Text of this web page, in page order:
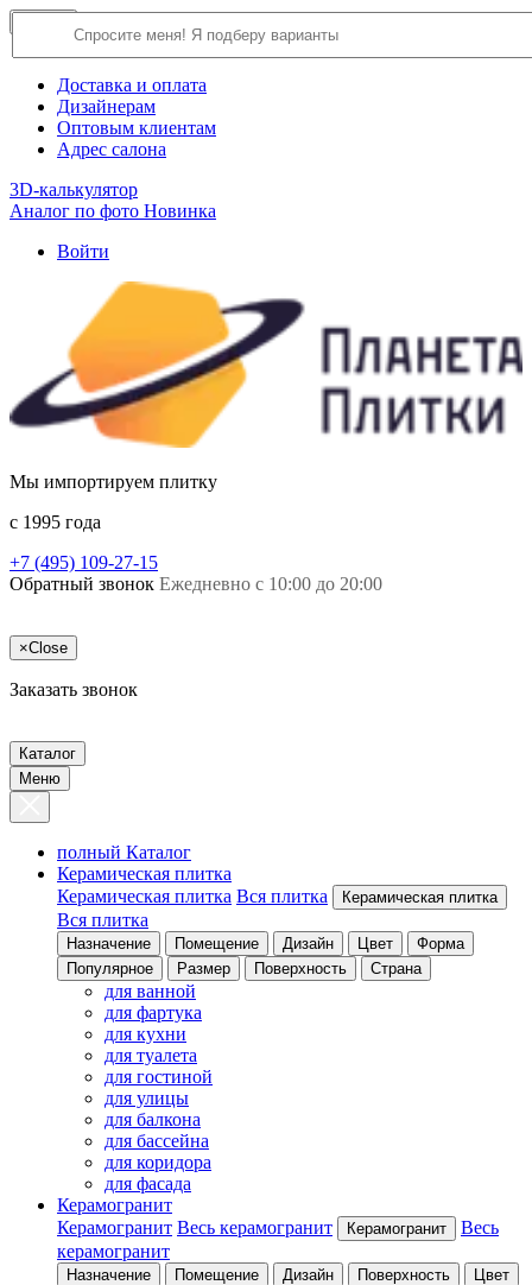
О компании
Доставка и оплата
Дизайнерам
Оптовым клиентам
Адрес салона
3D-калькулятор
Аналог по фото Новинка
Войти
Мы импортируем плитку
c 1995 года
+7 (495) 109-27-15
Обратный звонок Ежедневно с 10:00 до 20:00
×Close
Заказать звонок
Каталог
Меню
полный Каталог
Керамическая плитка
Керамическая плитка Вся плитка Керамическая плитка
Вся плитка
Назначение Помещение Дизайн Цвет
Форма
Популярное
Размер Поверхность Страна
для ванной
для фартука
для кухни
для туалета
для гостиной
для улицы
для балкона
для бассейна
для коридора
для фасада
Керамогранит
Керамогранит Весь керамогранит Керамогранит
Весь
керамогранит
Назначение Помещение Дизайн Поверхность
Цвет